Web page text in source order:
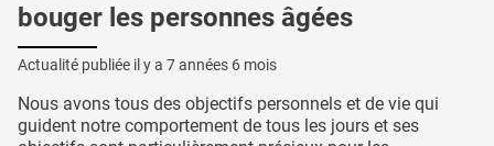
bouger les personnes âgées
Actualité publiée il y a 7 années 6 mois
Nous avons tous des objectifs personnels et de vie qui
guident notre comportement de tous les jours et ses